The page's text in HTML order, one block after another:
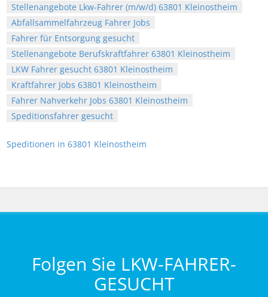
Stellenangebote Lkw-Fahrer (m/w/d) 63801 Kleinostheim
Abfallsammelfahrzeug Fahrer Jobs
Fahrer für Entsorgung gesucht
Stellenangebote Berufskraftfahrer 63801 Kleinostheim
LKW Fahrer gesucht 63801 Kleinostheim
Kraftfahrer Jobs 63801 Kleinostheim
Fahrer Nahverkehr Jobs 63801 Kleinostheim
Speditionsfahrer gesucht
Speditionen in 63801 Kleinostheim
Folgen Sie LKW-FAHRER-
GESUCHT